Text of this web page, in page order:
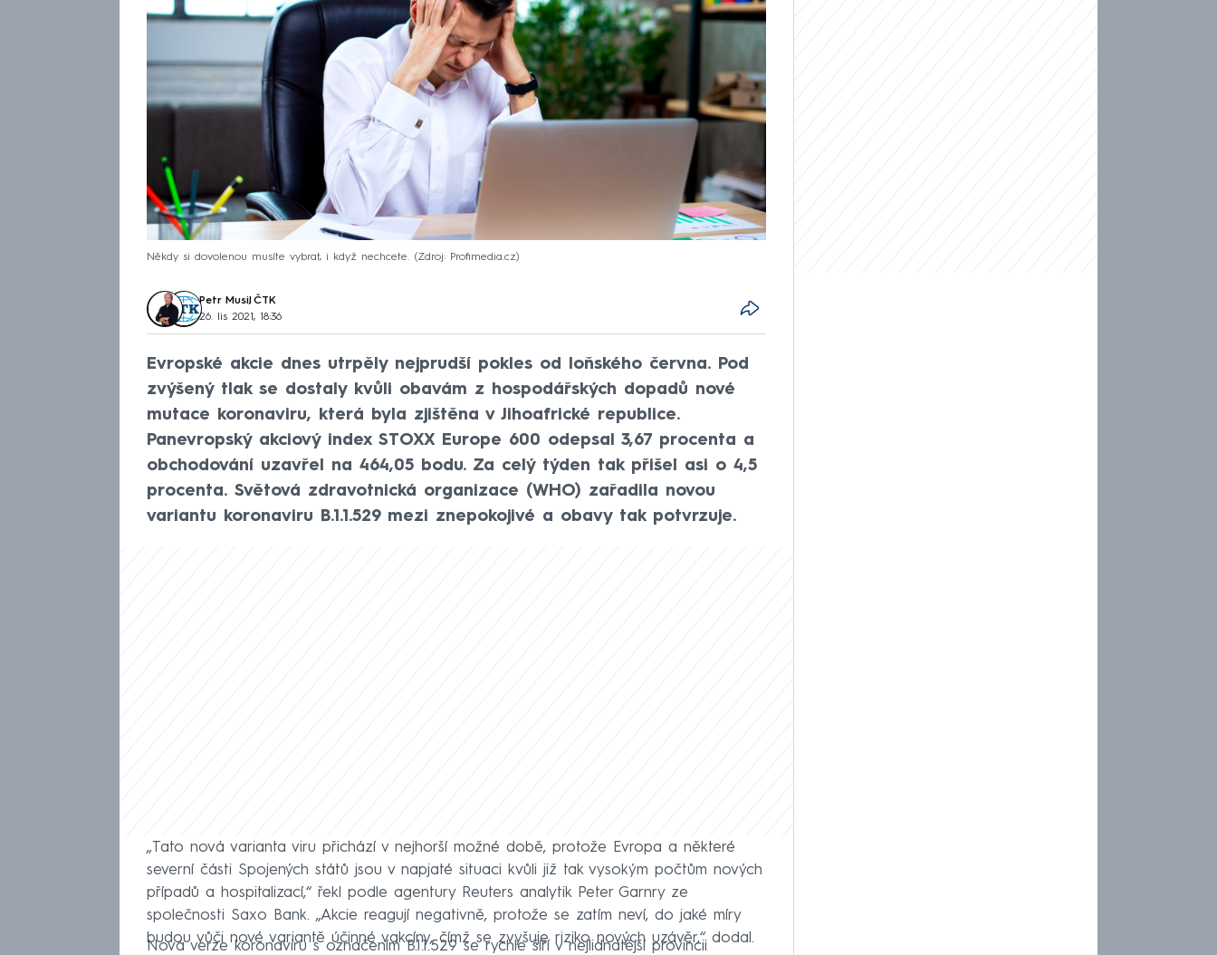
Někdy si dovolenou musíte vybrat, i když nechcete. Zdroj: Profimedia.cz
Petr Musil, ČTK
26. lis 2021, 18:36
Evropské akcie dnes utrpěly nejprudší pokles od loňského června. Pod
zvýšený tlak se dostaly kvůli obavám z hospodářských dopadů nové
mutace koronaviru, která byla zjištěna v Jihoafrické republice.
Panevropský akciový index STOXX Europe 600 odepsal 3,67 procenta a
obchodování uzavřel na 464,05 bodu. Za celý týden tak přišel asi o 4,5
procenta. Světová zdravotnická organizace (WHO) zařadila novou
variantu koronaviru B.1.1.529 mezi znepokojivé a obavy tak potvrzuje.
„Tato nová varianta viru přichází v nejhorší možné době, protože Evropa a některé
severní části Spojených států jsou v napjaté situaci kvůli již tak vysokým počtům nových
případů a hospitalizací,“ řekl podle agentury Reuters analytik Peter Garnry ze
společnosti Saxo Bank. „Akcie reagují negativně, protože se zatím neví, do jaké míry
budou vůči nové variantě účinné vakcíny, čímž se zvyšuje riziko nových uzávěr,“ dodal.
Nová verze koronaviru s označením B.1.1.529 se rychle šíří v nejlidnatější provincii